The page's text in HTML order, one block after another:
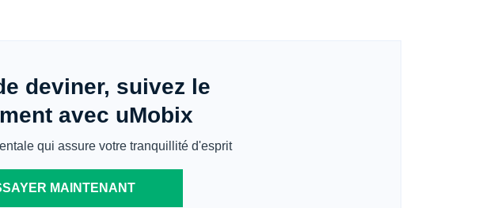
deviner, suivez le
avec uMobix
qui assure votre tranquillité d'esprit
MAINTENANT